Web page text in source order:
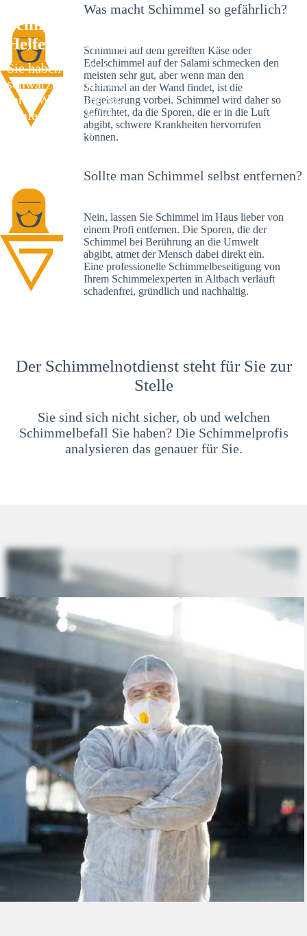
Schimmelexperte in Altbach – Ihr
Helfer an Ort und Stelle
Sie haben kürzlich
schwarze Flecken an
Ihrer Wand entdeckt?
Schlechte Nachrichten:
Sie haben einen
Was macht Schimmel so gefährlich?
Schimmel auf dem gereiften Käse oder
Edelschimmel auf der Salami schmecken den
meisten sehr gut, aber wenn man den
Schimmel an der Wand findet, ist die
Begeisterung vorbei. Schimmel wird daher so
gefürchtet, da die Sporen, die er in die Luft
abgibt, schwere Krankheiten hervorrufen
können.
Sollte man Schimmel selbst entfernen?
Nein, lassen Sie Schimmel im Haus lieber von
einem Profi entfernen. Die Sporen, die der
Schimmel bei Berührung an die Umwelt
abgibt, atmet der Mensch dabei direkt ein.
Eine professionelle Schimmelbeseitigung von
Ihrem Schimmelexperten in Altbach verläuft
schadenfrei, gründlich und nachhaltig.
Der Schimmelnotdienst steht für Sie zur
Stelle
Sie sind sich nicht sicher, ob und welchen
Schimmelbefall Sie haben? Die Schimmelprofis
analysieren das genauer für Sie.